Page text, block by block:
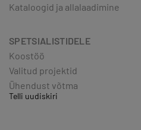
Kataloogid ja allalaadimine
SPETSIALISTIDELE
Koostöö
Valitud projektid
Ühendust võtma
Telli uudiskiri